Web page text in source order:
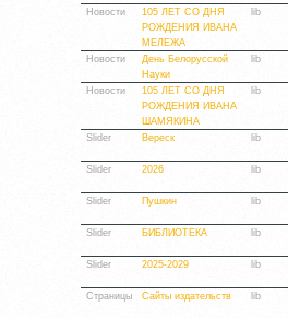
Новости
105 ЛЕТ СО ДНЯ
РОЖДЕНИЯ ИВАНА
МЕЛЕЖА
lib
Новости
День Белорусской
Науки
lib
Новости
105 ЛЕТ СО ДНЯ
РОЖДЕНИЯ ИВАНА
ШАМЯКИНА
lib
Slider Вереск lib
Slider
2026 lib
Slider
Пушкин lib
Slider
БИБЛИОТЕКА lib
Slider
2025-2029 lib
Страницы
Сайты издательств lib